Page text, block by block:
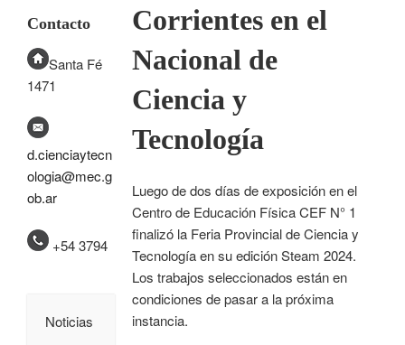
Corrientes en el
Nacional de
Ciencia y
Tecnología
Luego de dos días de exposición en el
Centro de Educación Física CEF N° 1
finalizó la Feria Provincial de Ciencia y
Tecnología en su edición Steam 2024.
Los trabajos seleccionados están en
condiciones de pasar a la próxima
instancia.
Contacto
Santa Fé
1471
d.cienciaytecn
ologia@mec.g
ob.ar
+54 3794
Noticias